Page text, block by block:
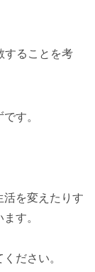
することを考
す。
活を変えたりす
す。
ださい。